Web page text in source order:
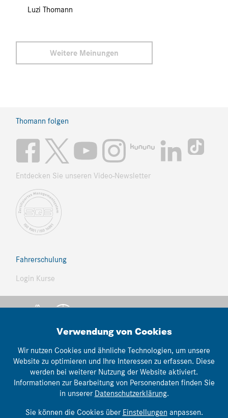
Luzi Thomann
Weitere Meinungen
Thomann folgen
Entdecken Sie unseren Video-Newsletter
Fahrerschulung
Login Kurse
© Thomann Nutzfahrzeuge
webwork:lemonbrain.ch
Verwendung von Cookies
Wir nutzen Cookies und ähnliche Technologien, um unsere
Website zu optimieren und Ihre Interessen zu erfassen. Diese
werden bei weiterer Nutzung der Website aktiviert.
Informationen zur Bearbeitung von Personendaten finden Sie
in unserer Datenschutzerklärung.
Sie können die Cookies über Einstellungen anpassen.